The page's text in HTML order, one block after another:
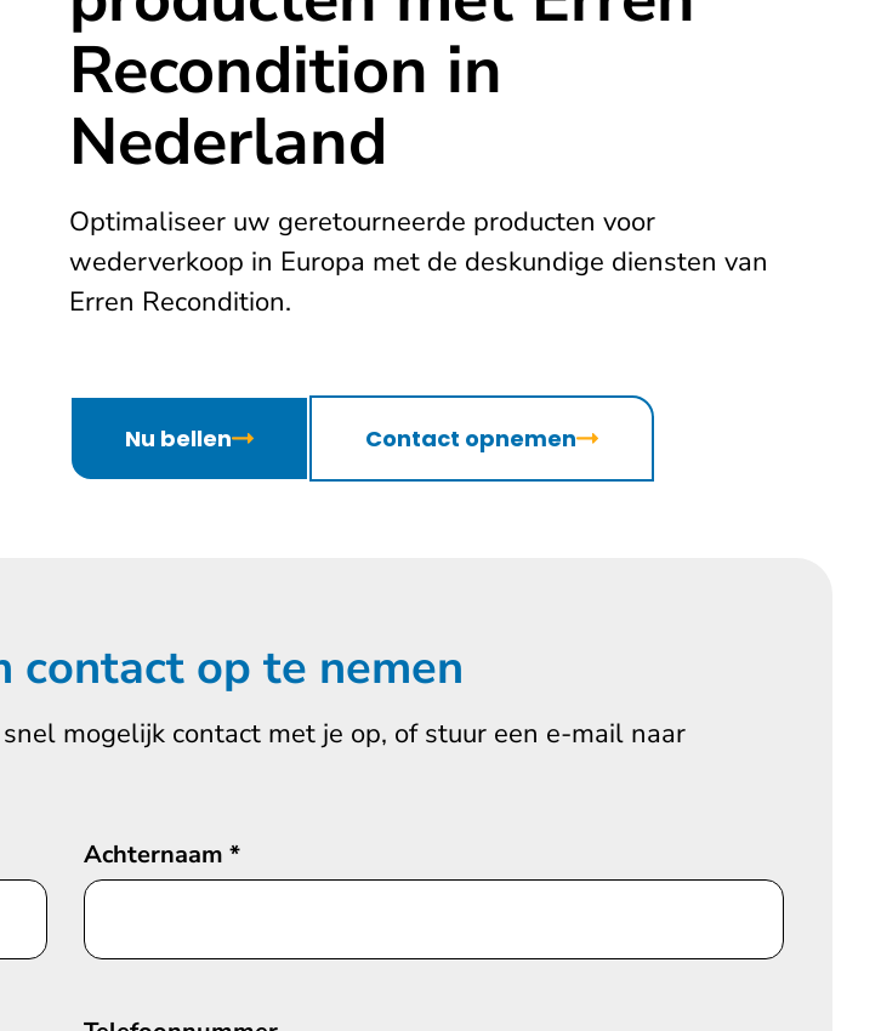
Recondition in
Nederland
Optimaliseer uw geretourneerde producten voor
wederverkoop in Europa met de deskundige diensten van
Erren Recondition.
Nu bellen Contact opnemen
contact op te nemen
mogelijk contact met je op, of stuur een e-mail naar
Achternaam *